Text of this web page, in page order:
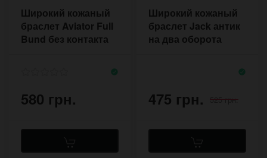
Широкий кожаный
браслет Aviator Full
Bund без контакта
580 грн.
Широкий кожаный
браслет Jack антик
на два оборота
475 грн. 525 грн.